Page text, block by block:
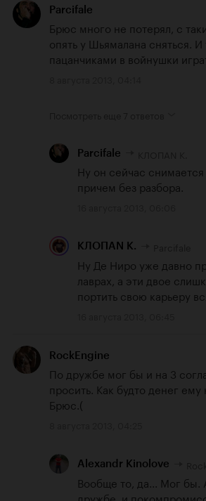
Parcifale
Брюс много не потерял, с
опять у Шьямалана сняться.
пацанчиками в войнушки
Parcifale
Ну он сейчас
причем без разбора.
КЛОПАN К.
Ну Де Ниро уже давно
лаврах, а эти двое
портить свою карьеру
RockEngine
По дружбе мог бы и на 3
просить. Как будто денег ему
Брюс.(
Alexandr Kinolove
Вообще то, да... Мог бы.
дружбе, и